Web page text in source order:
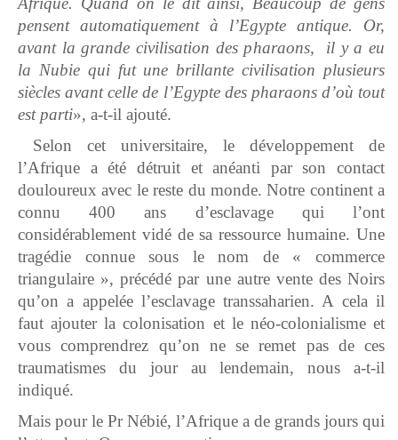
pensent automatiquement à l’Egypte antique. Or,
avant la grande civilisation des pharaons, il y a eu
la Nubie qui fut une brillante civilisation plusieurs
siècles avant celle de l’Egypte des pharaons d’où tout
est parti», a-t-il ajouté.
Selon cet universitaire, le développement de
l’Afrique a été détruit et anéanti par son contact
douloureux avec le reste du monde. Notre continent a
connu 400 ans d’esclavage qui l’ont
considérablement vidé de sa ressource humaine. Une
tragédie connue sous le nom de « commerce
triangulaire », précédé par une autre vente des Noirs
qu’on a appelée l’esclavage transsaharien. A cela il
faut ajouter la colonisation et le néo-colonialisme et
vous comprendrez qu’on ne se remet pas de ces
traumatismes du jour au lendemain, nous a-t-il
indiqué.
Mais pour le Pr Nébié, l’Afrique a de grands jours qui